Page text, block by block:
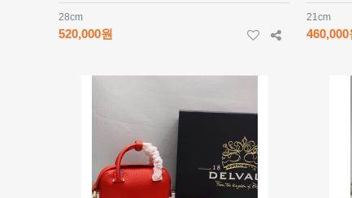
28cm
520,000원
21cm
460,000